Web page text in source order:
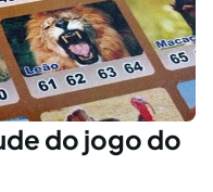
do jogo do